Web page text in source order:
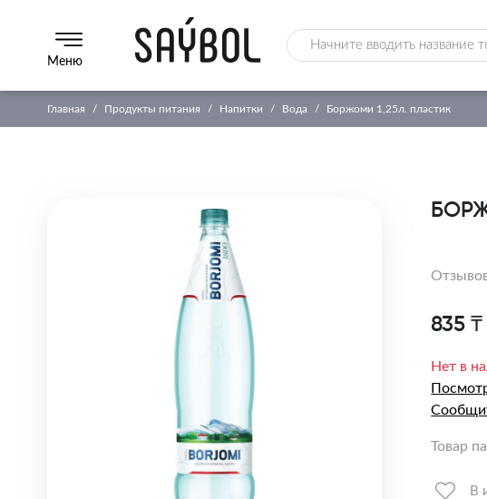
Меню
Главная Продукты питания Напитки Вода Боржоми 1,25л. пластик
835 ₸
Нет в
Товар
В